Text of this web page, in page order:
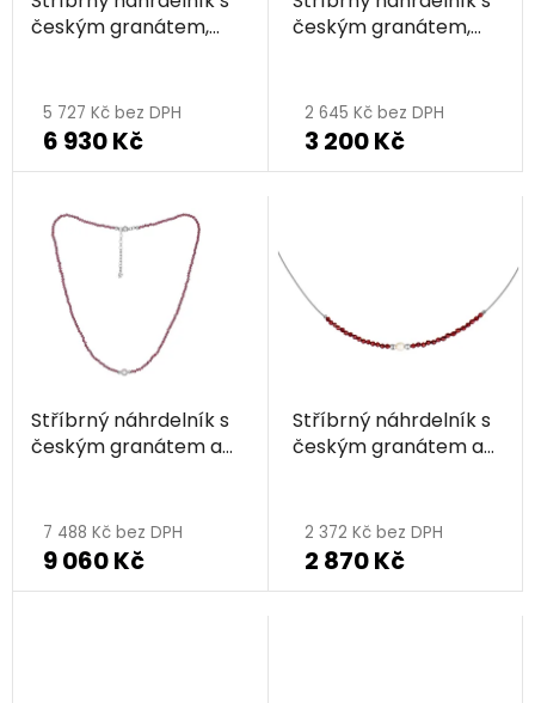
českým granátem,
hodnocení
produktu
je
hvězdiček.
5 727 Kč bez DPH
6 930 Kč
českým granátem,
2 645 Kč bez DPH
3 200 Kč
Stříbrný náhrdelník s
českým granátem a
7 488 Kč bez DPH
9 060 Kč
Stříbrný náhrdelník s
českým granátem a
2 372 Kč bez DPH
2 870 Kč